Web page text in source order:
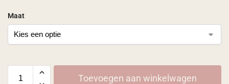
Maat
Toevoegen aan winkelwagen